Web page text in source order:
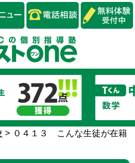
> ０４１３ こんな生徒が在籍